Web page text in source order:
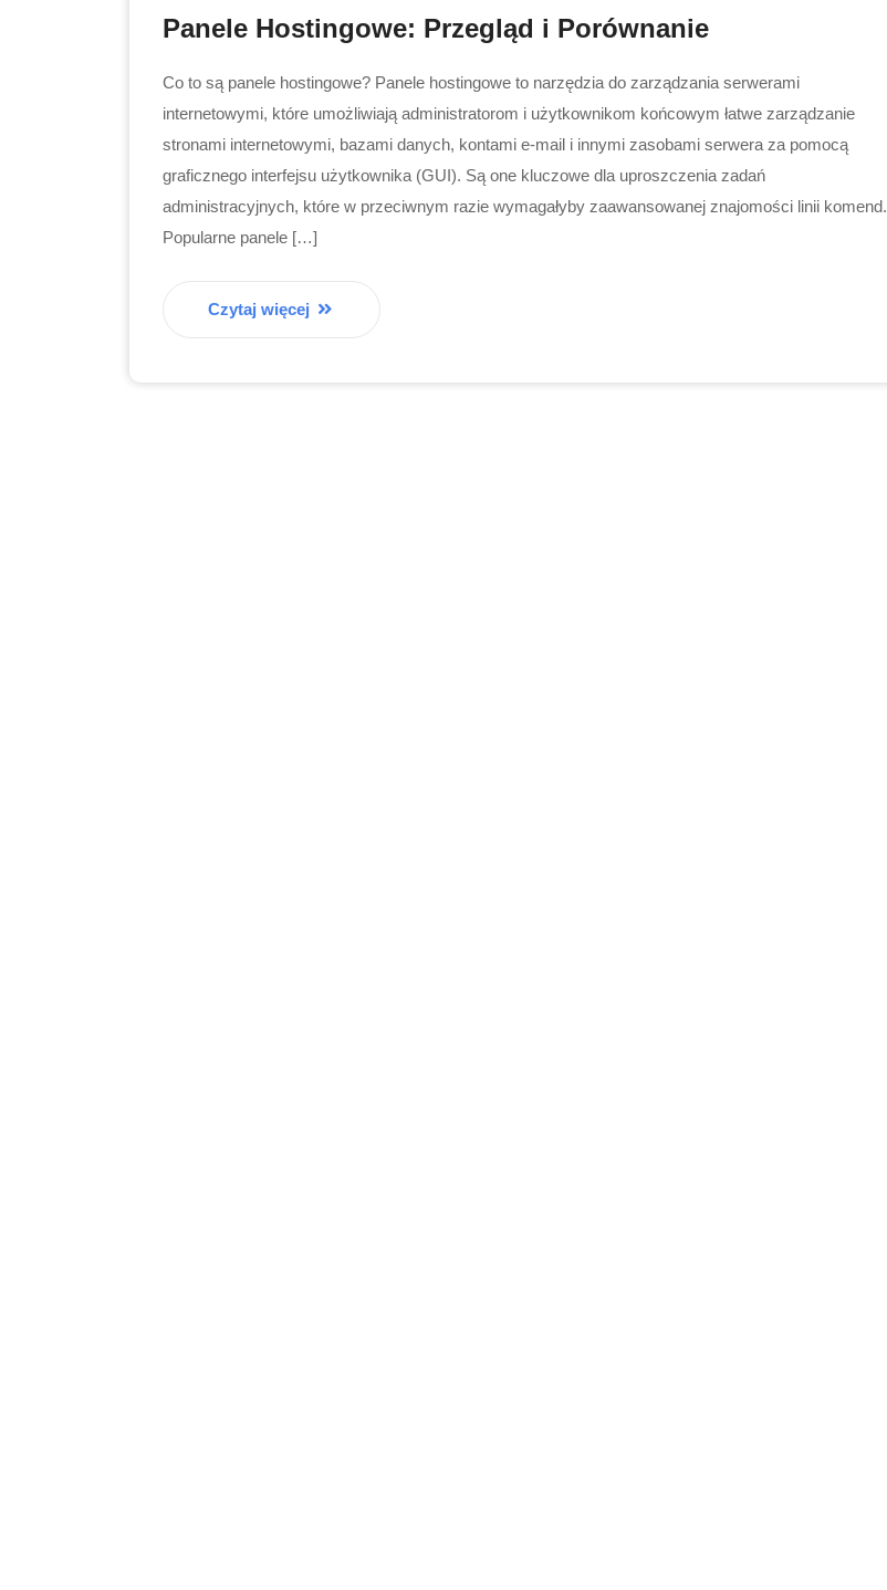
Panele Hostingowe: Przegląd i Porównanie
Co to są panele hostingowe? Panele hostingowe to narzędzia do zarządzania serwerami
internetowymi, które umożliwiają administratorom i użytkownikom końcowym łatwe zarządzanie
stronami internetowymi, bazami danych, kontami e-mail i innymi zasobami serwera za pomocą
graficznego interfejsu użytkownika (GUI). Są one kluczowe dla uproszczenia zadań
administracyjnych, które w przeciwnym razie wymagałyby zaawansowanej znajomości linii komend.
Popularne panele […]
Czytaj więcej